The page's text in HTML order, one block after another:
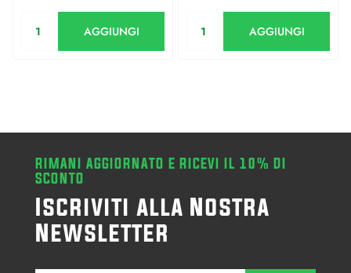
AGGIUNGI AGGIUNGI
RIMANI AGGIORNATO E RICEVI IL 10% DI
SCONTO
Iscriviti alla Nostra
Newsletter